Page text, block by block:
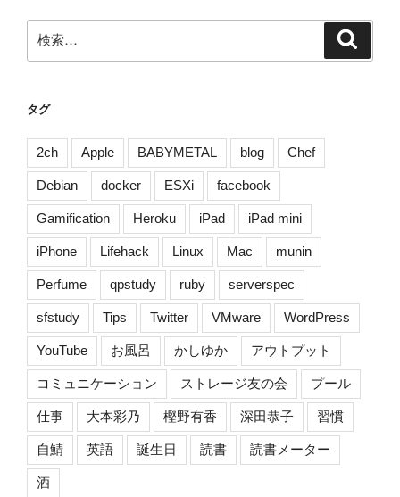
ダ
ウ
ン
ー
販
売
の
お
知
ら
せ
術
書
典]”
の
索:
タグ
2ch Apple BABYMETAL blog Chef
Debian docker ESXi facebook
Gamification Heroku iPad iPad mini
iPhone Lifehack Linux Mac munin
Perfume qpstudy ruby serverspec
sfstudy Tips Twitter VMware WordPress
YouTube お風呂 かしゆか アウトプット
コミュニケーション ストレージ友の会 プール
仕事 大本彩乃 樫野有香 深田恭子 習慣
自鯖 英語 誕生日 読書 読書メーター
酒